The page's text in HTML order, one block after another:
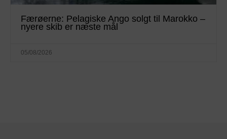
Færøerne: Pelagiske Ango solgt til Marokko –
nyere skib er næste mål
05/08/2026